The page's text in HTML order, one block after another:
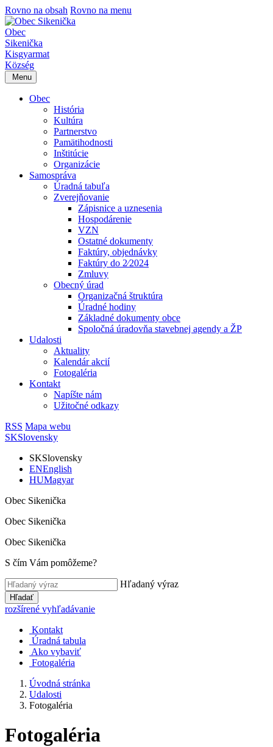
Rovno na obsah Rovno na menu
Obec
Sikenička
Kisgyarmat
Község
Menu
Obec
História
Kultúra
Partnerstvo
Pamätihodnosti
Inštitúcie
Organizácie
Samospráva
Úradná tabuľa
Zverejňovanie
Zápisnice a uznesenia
Hospodárenie
VZN
Ostatné dokumenty
Faktúry, objednávky
Faktúry do 2⁄2024
Zmluvy
Obecný úrad
Organizačná štruktúra
Úradné hodiny
Základné dokumenty obce
Spoločná úradovňa stavebnej agendy a ŽP
Udalosti
Aktuality
Kalendár akcií
Fotogaléria
Kontakt
Napíšte nám
Užitočné odkazy
RSS Mapa webu
SKSlovensky
SKSlovensky
ENEnglish
HUMagyar
Obec Sikenička
Obec Sikenička
Obec Sikenička
S čím Vám pomôžeme?
Hľadaný výraz
Hľadať
rozšírené vyhľadávanie
Kontakt
Úradná tabula
Ako vybaviť
Fotogaléria
Úvodná stránka
Udalosti
Fotogaléria
Fotogaléria